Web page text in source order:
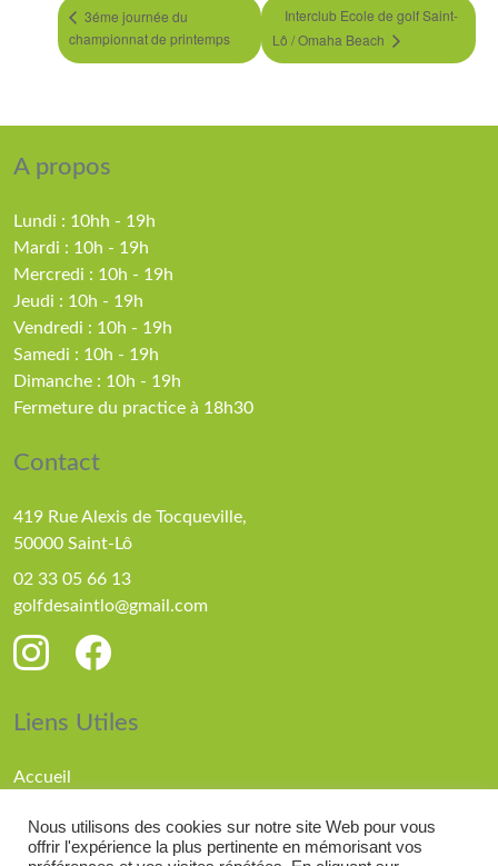
3éme journée du
championnat de printemps
Interclub Ecole de golf Saint-
Lô / Omaha Beach
A propos
Lundi : 10hh - 19h
Mardi : 10h - 19h
Mercredi : 10h - 19h
Jeudi : 10h - 19h
Vendredi : 10h - 19h
Samedi : 10h - 19h
Dimanche : 10h - 19h
Fermeture du practice à 18h30
Contact
419 Rue Alexis de Tocqueville,
50000 Saint-Lô
02 33 05 66 13
golfdesaintlo@gmail.com
Liens Utiles
Accueil
Compétitions
Actualités
Nous utilisons des cookies sur notre site Web pour vous
offrir l'expérience la plus pertinente en mémorisant vos